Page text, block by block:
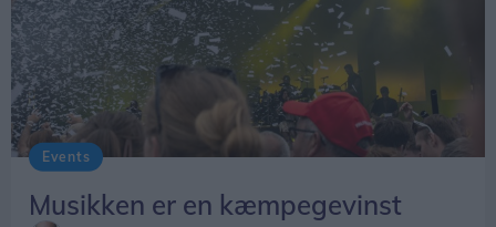
Events
Musikken er en kæmpegevinst